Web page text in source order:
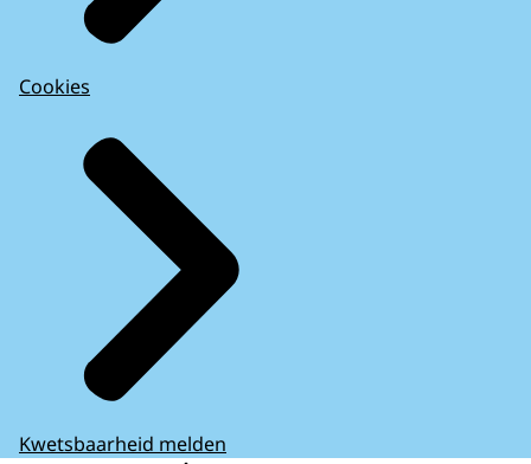
Cookies
Kwetsbaarheid melden